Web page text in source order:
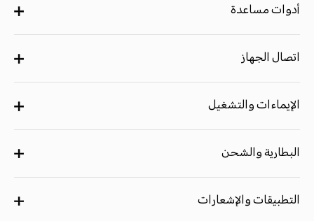
أدوات مساعدة
اتصال الجهاز
الإيماءات والتشغيل
البطارية والشحن
التطبيقات والإشعارات